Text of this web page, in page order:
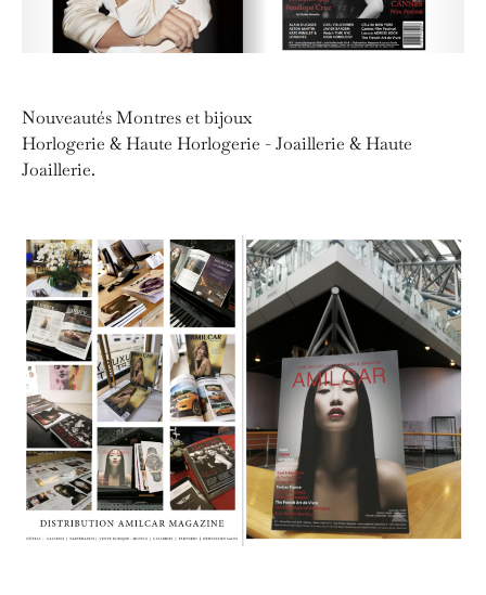
Nouveautés Montres et bijoux
Horlogerie & Haute Horlogerie - Joaillerie & Haute
Joaillerie.